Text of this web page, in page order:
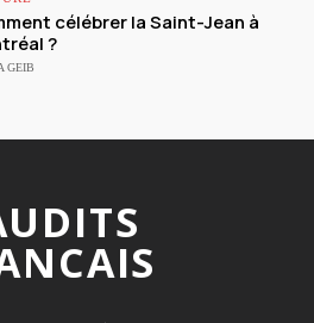
célébrer la Saint-Jean à
?
GEIB